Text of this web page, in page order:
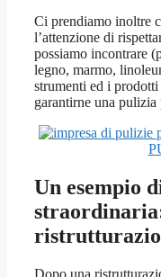
Ci prendiamo inoltre
l’attenzione di
possiamo incontrare
legno, marmo,
strumenti ed i
garantirne una pulizia
Un esempio
Dopo una